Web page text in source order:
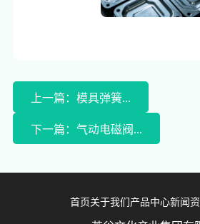
上一篇：模具弹簧...
下一篇：气动电磁阀...
首页 关于我们 产品中心新闻